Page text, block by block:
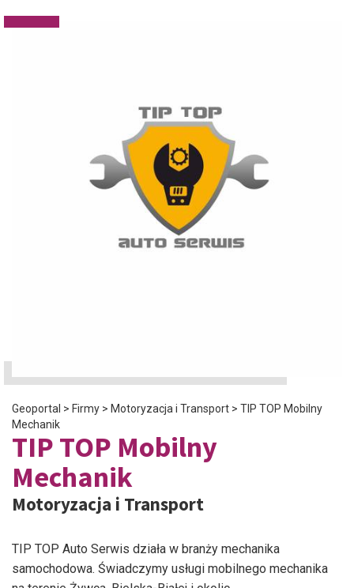
Geoportal > Firmy > Motoryzacja i Transport > TIP TOP Mobilny
Mechanik
TIP TOP Mobilny
Mechanik
Motoryzacja i Transport
TIP TOP Auto Serwis działa w branży mechanika
samochodowa. Świadczymy usługi mobilnego mechanika